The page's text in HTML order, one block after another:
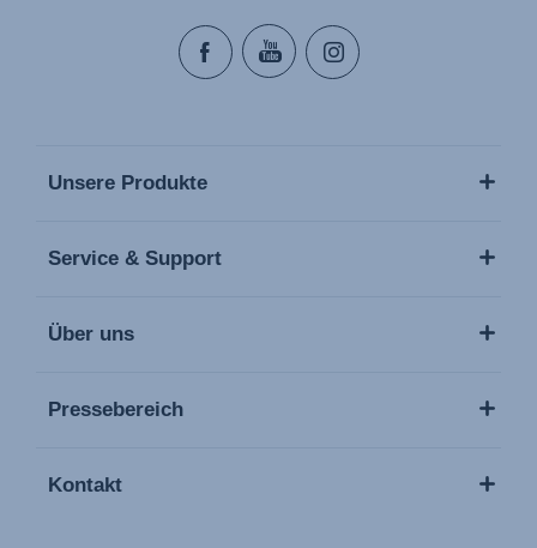
Unsere Produkte
Service & Support
Über uns
Pressebereich
Kontakt